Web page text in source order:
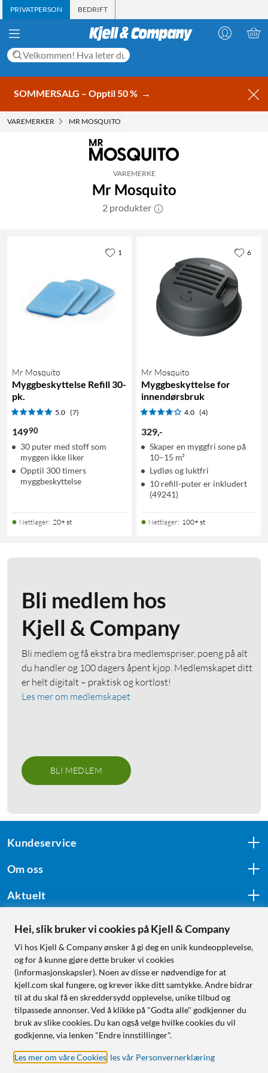
PRIVATPERSON BEDRIFT
SOMMERSALG – Opptil 50 % →
VAREMERKER MR MOSQUITO
VAREMERKE
Mr Mosquito
2 produkter
Mr Mosquito
Myggbeskyttelse Refill 30-
pk.
5.0 (7)
14990
30 puter med stoff som
myggen ikke liker
Opptil 300 timers
myggbeskyttelse
Nettlager: 20+ st
1
Mr Mosquito
Myggbeskyttelse for
innendørsbruk
4.0 (4)
329,-
Skaper en myggfri sone på
10–15 m²
Lydløs og luktfri
10 refill-puter er inkludert
(49241)
Nettlager: 100+ st
6
Bli medlem hos
Kjell & Company
Bli medlem og få ekstra bra medlemspriser, poeng på alt
du handler og 100 dagers åpent kjøp. Medlemskapet ditt
er helt digitalt – praktisk og kortløst!
Les mer om medlemskapet
BLI MEDLEM
Kundeservice
Om oss
Aktuelt
Følg oss
Handle fra:
Sverige
Norge
Hei, slik bruker vi cookies på Kjell & Company
Vi hos Kjell & Company ønsker å gi deg en unik kundeopplevelse,
og for å kunne gjøre dette bruker vi cookies
(informasjonskapsler). Noen av disse er nødvendige for at
kjell.com skal fungere, og krever ikke ditt samtykke. Andre bidrar
til at du skal få en skreddersydd opplevelse, unike tilbud og
tilpassede annonser. Ved å klikke på "Godta alle" godkjenner du
bruk av slike cookies. Du kan også velge hvilke cookies du vil
godkjenne, via lenken "Endre innstillinger".
Les mer om våre Cookies les vår Personvernerklæring